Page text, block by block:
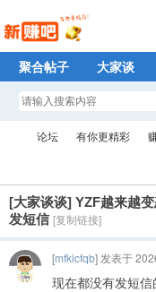
聚合帖子 大家谈
新 »
论坛
›
有你更精彩
›
[大家谈谈] YZF越来越
发短信 [复制链接]
[mfkicfqb] 发表于
现在都没有发短信